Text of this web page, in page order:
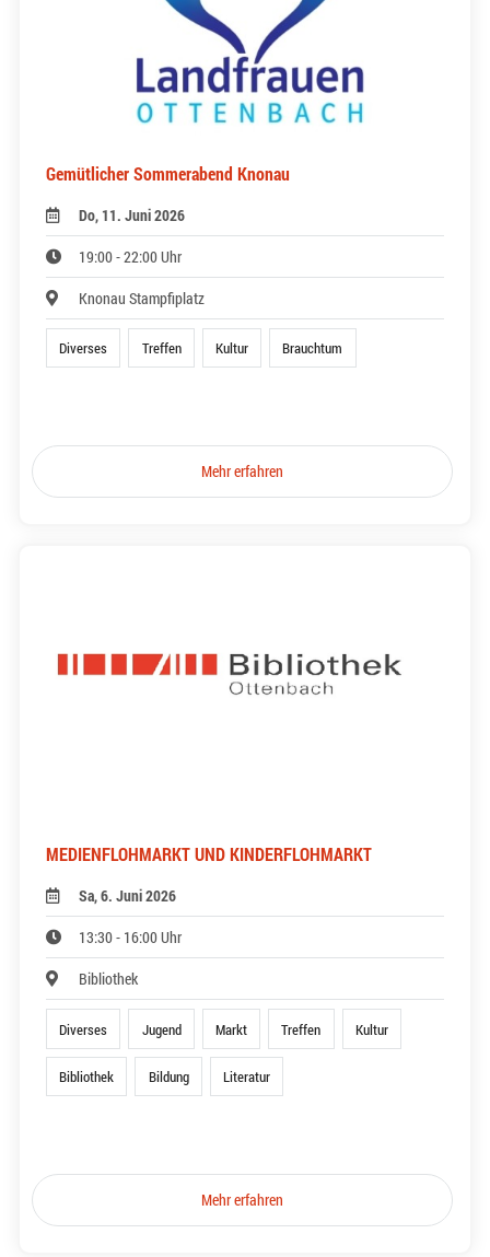
Gemütlicher Sommerabend Knonau
Do, 11. Juni 2026
19:00 - 22:00 Uhr
Knonau Stampfiplatz
Diverses Treffen Kultur Brauchtum
Mehr erfahren
MEDIENFLOHMARKT UND KINDERFLOHMARKT
Sa, 6. Juni 2026
13:30 - 16:00 Uhr
Bibliothek
Diverses Jugend Markt Treffen Kultur
Bibliothek Bildung Literatur
Mehr erfahren